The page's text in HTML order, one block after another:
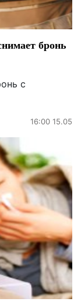
бронь
с
16:00 15.05